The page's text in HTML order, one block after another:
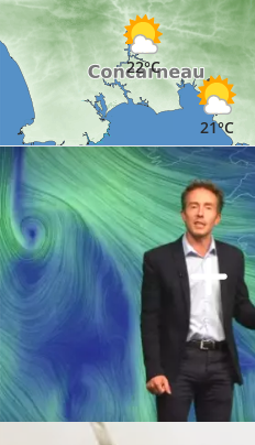
21°C
22°C